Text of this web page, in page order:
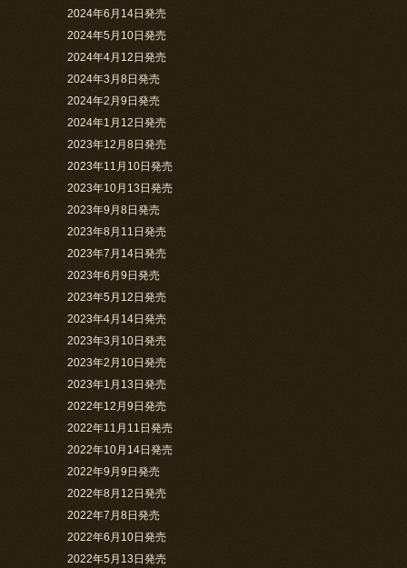
2024年6月14日発売
2024年5月10日発売
2024年4月12日発売
2024年3月8日発売
2024年2月9日発売
2024年1月12日発売
2023年12月8日発売
2023年11月10日発売
2023年10月13日発売
2023年9月8日発売
2023年8月11日発売
2023年7月14日発売
2023年6月9日発売
2023年5月12日発売
2023年4月14日発売
2023年3月10日発売
2023年2月10日発売
2023年1月13日発売
2022年12月9日発売
2022年11月11日発売
2022年10月14日発売
2022年9月9日発売
2022年8月12日発売
2022年7月8日発売
2022年6月10日発売
2022年5月13日発売